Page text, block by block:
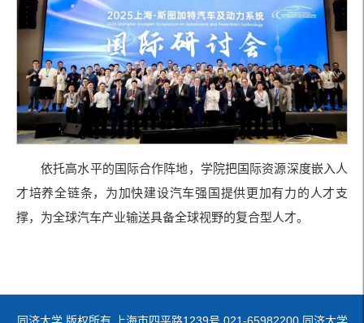
依托高水平的国际合作阵地，学院把国际资源深度嵌入人
才培养全链条，为加快建设汽车强国提供更加有力的人才支
撑，为全球汽车产业输送具备全球视野的复合型人才。